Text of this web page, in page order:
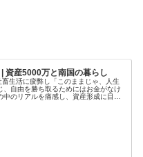
資産5000万と南国の暮らし
畜生活に疲弊し「このままじゃ、人生
、自由を勝ち取るためにはお金がなけ
のリアルを痛感し、資産形成に目覚